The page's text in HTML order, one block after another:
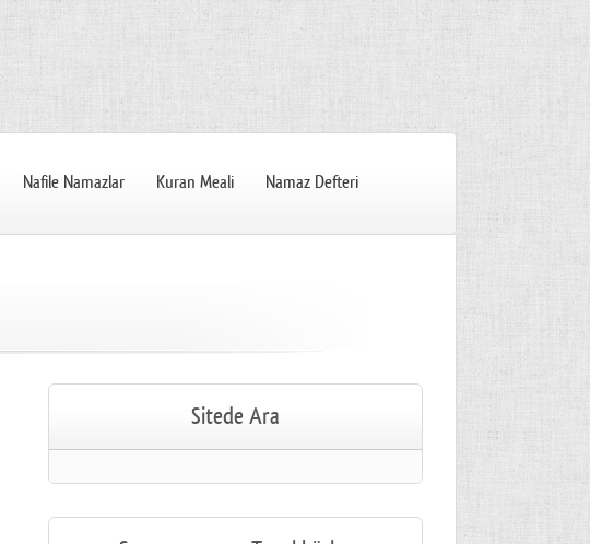
Nafile Namazlar Kuran Meali Namaz Defteri
Sitede Ara